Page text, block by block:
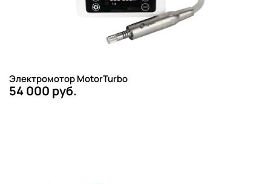
Электромотор MotorTurbo
54 000 руб.